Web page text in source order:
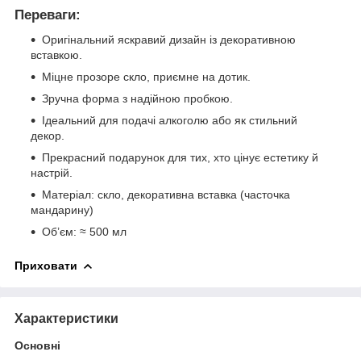
Переваги:
Оригінальний яскравий дизайн із декоративною
вставкою.
Міцне прозоре скло, приємне на дотик.
Зручна форма з надійною пробкою.
Ідеальний для подачі алкоголю або як стильний
декор.
Прекрасний подарунок для тих, хто цінує естетику й
настрій.
Матеріал: скло, декоративна вставка (часточка
мандарину)
Об’єм: ≈ 500 мл
Приховати
Характеристики
Основні